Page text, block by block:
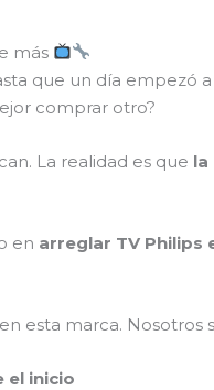
más
que un día empezó
comprar otro?
La realidad es que la
en arreglar TV Philips
esta marca.
el inicio